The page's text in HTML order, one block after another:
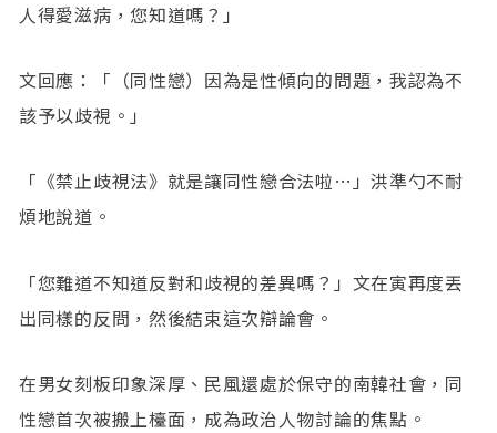
人得愛滋病，您知道嗎？」
文回應：「（同性戀）因為是性傾向的問題，我認為不
該予以歧視。」
「《禁止歧視法》就是讓同性戀合法啦…」洪準勺不耐
煩地說道。
「您難道不知道反對和歧視的差異嗎？」文在寅再度丟
出同樣的反問，然後結束這次辯論會。
在男女刻板印象深厚、民風還處於保守的南韓社會，同
性戀首次被搬上檯面，成為政治人物討論的焦點。